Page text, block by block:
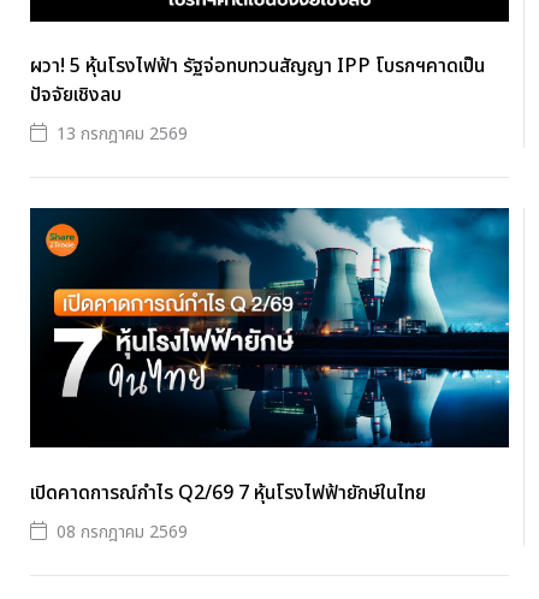
ผวา! 5 หุ้นโรงไฟฟ้า รัฐจ่อทบทวนสัญญา IPP โบรกฯคาดเป็น
ปัจจัยเชิงลบ
13 กรกฎาคม 2569
เปิดคาดการณ์กำไร Q2/69 7 หุ้นโรงไฟฟ้ายักษ์ในไทย
08 กรกฎาคม 2569